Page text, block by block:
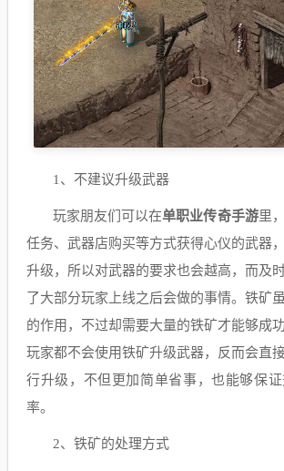
1、不建议升级武器
玩家朋友们可以在单职业传奇手游里
任务、武器店购买等方式获得心仪的武器
升级，所以对武器的要求也会越高，而及
了大部分玩家上线之后会做的事情。铁矿
的作用，不过却需要大量的铁矿才能够成
玩家都不会使用铁矿升级武器，反而会直
行升级，不但更加简单省事，也能够保
率。
2、铁矿的处理方式